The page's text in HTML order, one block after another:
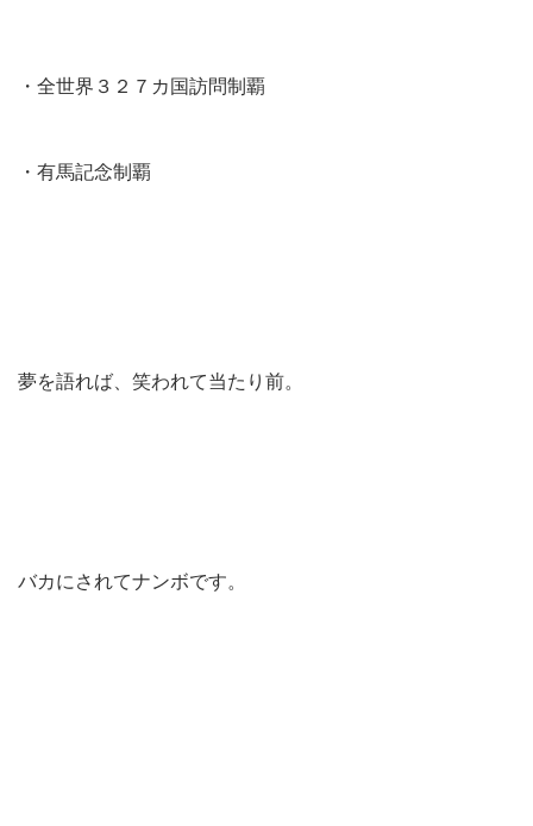
・全世界３２７カ国訪問制覇
・有馬記念制覇
夢を語れば、笑われて当たり前。
バカにされてナンボです。